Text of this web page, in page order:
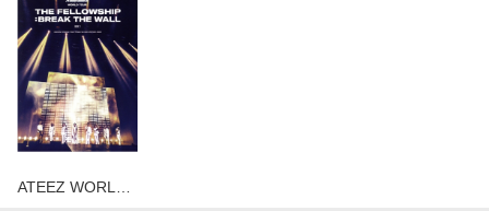
ATEEZ WORL…